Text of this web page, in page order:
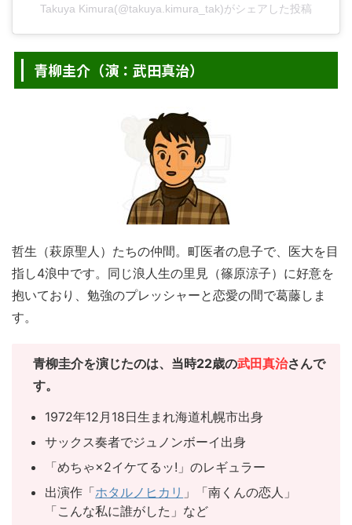
Takuya Kimura(@takuya.kimura_tak)がシェアした投稿
青柳圭介（演：武田真治）
哲生（萩原聖人）たちの仲間。町医者の息子で、医大を目
指し4浪中です。同じ浪人生の里見（篠原涼子）に好意を
抱いており、勉強のプレッシャーと恋愛の間で葛藤しま
す。
青柳圭介を演じたのは、当時22歳の武田真治さんで
す。
1972年12月18日生まれ海道札幌市出身
サックス奏者でジュノンボーイ出身
「めちゃ×2イケてるッ!」のレギュラー
出演作「ホタルノヒカリ 」「南くんの恋人」
「こんな私に誰がした」など